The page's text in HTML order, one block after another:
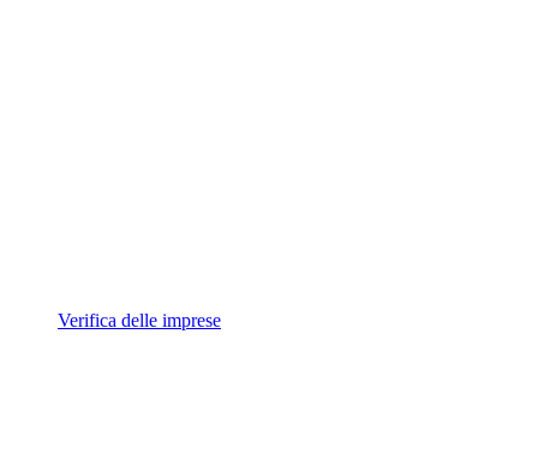
Verifica delle imprese